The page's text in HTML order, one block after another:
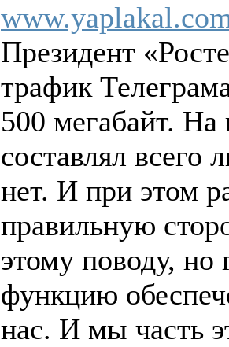
Президент
трафик
500 мегабайт.
составлял
нет. И при этом
правильную
этому поводу, но
функцию
нас. И мы часть